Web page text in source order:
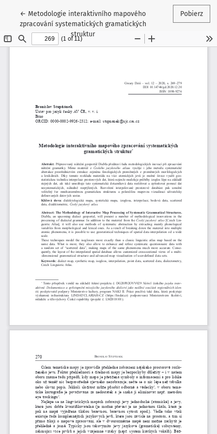
← Wróć do szczegółów artykułu
Metodologie interaktivního mapového
zpracování systematických gramatických
struktur
Pobierz